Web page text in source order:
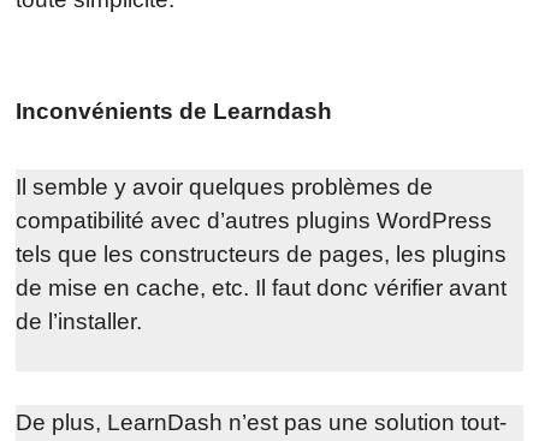
Inconvénients de Learndash
Il semble y avoir quelques problèmes de
compatibilité avec d’autres plugins WordPress
tels que les constructeurs de pages, les plugins
de mise en cache, etc. Il faut donc vérifier avant
de l’installer.
De plus, LearnDash n’est pas une solution tout-